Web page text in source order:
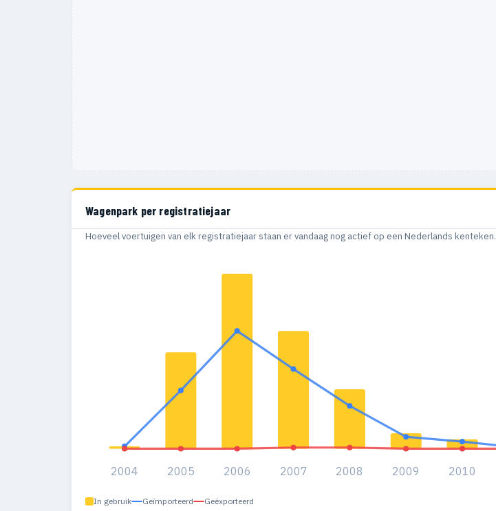
Wagenpark per registratiejaar
Hoeveel voertuigen van elk registratiejaar staan er vandaag nog actief op een Nederlands kenteken.
2004 2005 2006 2007 2008 2009 2010
In gebruik Geïmporteerd Geëxporteerd